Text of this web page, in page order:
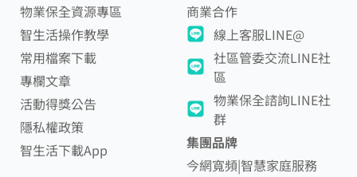
物業保全資源專區
智生活操作教學
常用檔案下載
專欄文章
活動得獎公告
隱私權政策
智生活下載App
商業合作
線上客服LINE@
社區管委交流LINE社
區
物業保全諮詢LINE社
群
集團品牌
今網寬頻|智慧家庭服務